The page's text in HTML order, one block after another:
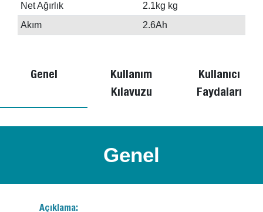
Net Ağırlık
2.1kg kg
Akım
2.6Ah
Genel
Kullanım
Kılavuzu
Kullanıcı
Faydaları
Genel
Açıklama: